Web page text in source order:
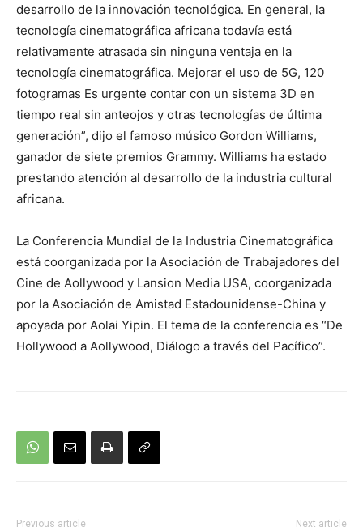
desarrollo de la innovación tecnológica. En general, la
tecnología cinematográfica africana todavía está
relativamente atrasada sin ninguna ventaja en la
tecnología cinematográfica. Mejorar el uso de 5G, 120
fotogramas Es urgente contar con un sistema 3D en
tiempo real sin anteojos y otras tecnologías de última
generación”, dijo el famoso músico Gordon Williams,
ganador de siete premios Grammy. Williams ha estado
prestando atención al desarrollo de la industria cultural
africana.
La Conferencia Mundial de la Industria Cinematográfica
está coorganizada por la Asociación de Trabajadores del
Cine de Aollywood y Lansion Media USA, coorganizada
por la Asociación de Amistad Estadounidense-China y
apoyada por Aolai Yipin. El tema de la conferencia es “De
Hollywood a Aollywood, Diálogo a través del Pacífico”.
Previous article Next article